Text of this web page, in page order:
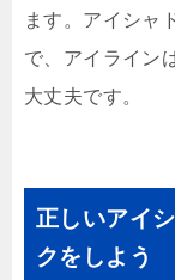
ます。アイシャ
で、アイライン
大丈夫です。
正しいアイ
クをしよう